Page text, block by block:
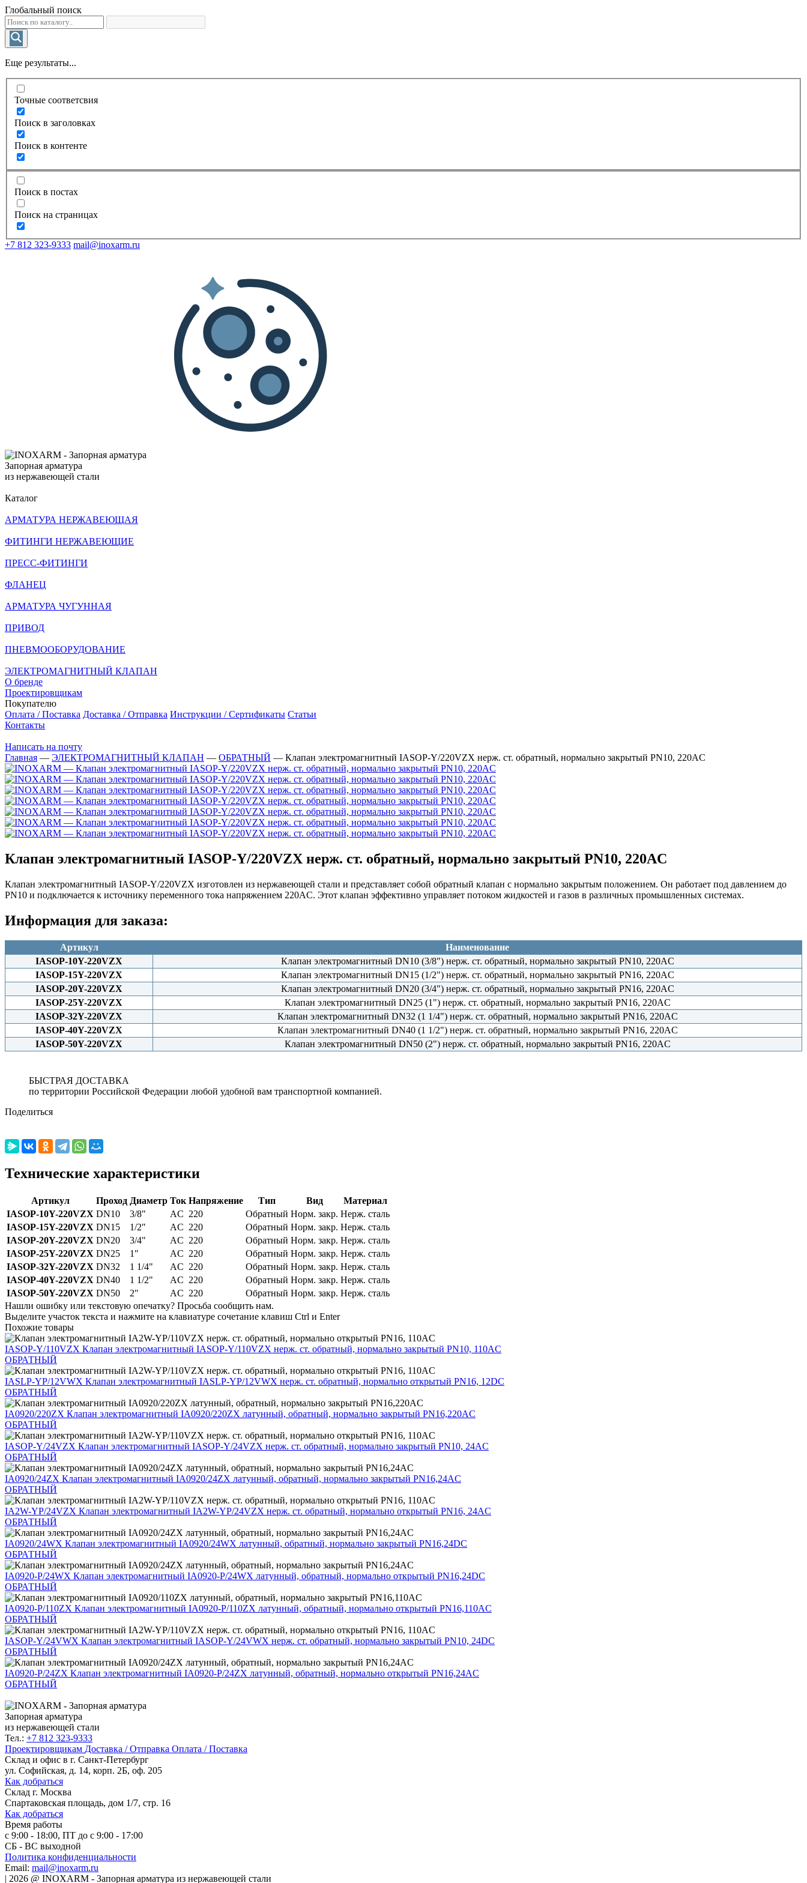
Глобальный поиск
Еще результаты...
Точные соответсвия
Поиск в заголовках
Поиск в контенте
Поиск в постах
Поиск на страницах
+7 812 323-9333 mail@inoxarm.ru
Запорная арматура
из нержавеющей стали
Каталог
АРМАТУРА НЕРЖАВЕЮЩАЯ
ФИТИНГИ НЕРЖАВЕЮЩИЕ
ПРЕСС-ФИТИНГИ
ФЛАНЕЦ
АРМАТУРА ЧУГУННАЯ
ПРИВОД
ПНЕВМООБОРУДОВАНИЕ
ЭЛЕКТРОМАГНИТНЫЙ КЛАПАН
О бренде
Проектировщикам
Покупателю
Оплата / Поставка Доставка / Отправка Инструкции / Сертификаты Статьи
Контакты
Написать на почту
Главная — ЭЛЕКТРОМАГНИТНЫЙ КЛАПАН — ОБРАТНЫЙ — Клапан электромагнитный IASOP-Y/220VZX нерж. ст. обратный, нормально закрытый PN10, 220AC
Клапан электромагнитный IASOP-Y/220VZX нерж. ст. обратный, нормально закрытый PN10, 220AC
Клапан электромагнитный IASOP-Y/220VZX изготовлен из нержавеющей стали и представляет собой обратный клапан с нормально закрытым положением. Он работает под давлением до
PN10 и подключается к источнику переменного тока напряжением 220AC. Этот клапан эффективно управляет потоком жидкостей и газов в различных промышленных системах.
Информация для заказа:
Артикул
Наименование
IASOP-10Y-220VZX
Клапан электромагнитный DN10 (3/8") нерж. ст. обратный, нормально закрытый PN10, 220AC
IASOP-15Y-220VZX
Клапан электромагнитный DN15 (1/2") нерж. ст. обратный, нормально закрытый PN16, 220AC
IASOP-20Y-220VZX
Клапан электромагнитный DN20 (3/4") нерж. ст. обратный, нормально закрытый PN16, 220AC
IASOP-25Y-220VZX
Клапан электромагнитный DN25 (1") нерж. ст. обратный, нормально закрытый PN16, 220AC
IASOP-32Y-220VZX
Клапан электромагнитный DN32 (1 1/4") нерж. ст. обратный, нормально закрытый PN16, 220AC
IASOP-40Y-220VZX
Клапан электромагнитный DN40 (1 1/2") нерж. ст. обратный, нормально закрытый PN16, 220AC
IASOP-50Y-220VZX
Клапан электромагнитный DN50 (2") нерж. ст. обратный, нормально закрытый PN16, 220AC
БЫСТРАЯ ДОСТАВКА
по территории Российской Федерации любой удобной вам транспортной компанией.
Поделиться
Технические характеристики
Артикул Проход Диаметр Ток Напряжение Тип Вид
Материал
IASOP-10Y-220VZX DN10 3/8" AC 220 Обратный Норм. закр. Нерж. сталь
IASOP-15Y-220VZX DN15 1/2" AC 220 Обратный Норм. закр. Нерж. сталь
IASOP-20Y-220VZX DN20 3/4" AC 220 Обратный Норм. закр. Нерж. сталь
IASOP-25Y-220VZX DN25 1" AC 220 Обратный Норм. закр. Нерж. сталь
IASOP-32Y-220VZX DN32 1 1/4" AC 220 Обратный Норм. закр. Нерж. сталь
IASOP-40Y-220VZX DN40 1 1/2" AC 220 Обратный Норм. закр. Нерж. сталь
IASOP-50Y-220VZX DN50 2" AC 220 Обратный Норм. закр. Нерж. сталь
Нашли ошибку или текстовую опечатку? Просьба сообщить нам.
Выделите участок текста и нажмите на клавиатуре сочетание клавиш Ctrl и Enter
Похожие товары
IASOP-Y/110VZX Клапан электромагнитный IASOP-Y/110VZX нерж. ст. обратный, нормально закрытый PN10, 110AC
ОБРАТНЫЙ
IASLP-YP/12VWX Клапан электромагнитный IASLP-YP/12VWX нерж. ст. обратный, нормально открытый PN16, 12DC
ОБРАТНЫЙ
IA0920/220ZX Клапан электромагнитный IA0920/220ZX латунный, обратный, нормально закрытый PN16,220AC
ОБРАТНЫЙ
IASOP-Y/24VZX Клапан электромагнитный IASOP-Y/24VZX нерж. ст. обратный, нормально закрытый PN10, 24AC
ОБРАТНЫЙ
IA0920/24ZX Клапан электромагнитный IA0920/24ZX латунный, обратный, нормально закрытый PN16,24AC
ОБРАТНЫЙ
IA2W-YP/24VZX Клапан электромагнитный IA2W-YP/24VZX нерж. ст. обратный, нормально открытый PN16, 24AC
ОБРАТНЫЙ
IA0920/24WX Клапан электромагнитный IA0920/24WX латунный, обратный, нормально закрытый PN16,24DC
ОБРАТНЫЙ
IA0920-P/24WX Клапан электромагнитный IA0920-P/24WX латунный, обратный, нормально открытый PN16,24DC
ОБРАТНЫЙ
IA0920-P/110ZX Клапан электромагнитный IA0920-P/110ZX латунный, обратный, нормально открытый PN16,110AC
ОБРАТНЫЙ
IASOP-Y/24VWX Клапан электромагнитный IASOP-Y/24VWX нерж. ст. обратный, нормально закрытый PN10, 24DC
ОБРАТНЫЙ
IA0920-P/24ZX Клапан электромагнитный IA0920-P/24ZX латунный, обратный, нормально открытый PN16,24AC
ОБРАТНЫЙ
Запорная арматура
из нержавеющей стали
Тел.: +7 812 323-9333
Проектировщикам Доставка / Отправка Оплата / Поставка
Склад и офис в г. Санкт-Петербург
ул. Софийская, д. 14, корп. 2Б, оф. 205
Как добраться
Склад г. Москва
Спартаковская площадь, дом 1/7, стр. 16
Как добраться
Время работы
с 9:00 - 18:00, ПТ до с 9:00 - 17:00
СБ - ВС выходной
Политика конфиденциальности
Email: mail@inoxarm.ru
| 2026 @ INOXARM - Запорная арматура из нержавеющей стали